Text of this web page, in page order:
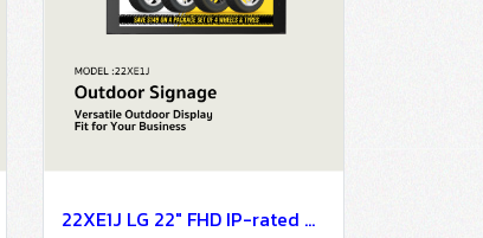
22XE1J LG 22" FHD IP-rated Outdoor Signage OLED Signage Information Display